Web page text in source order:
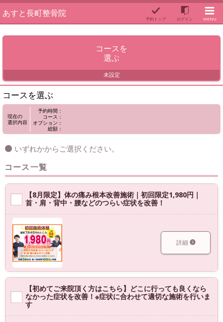
あすと長町整骨院
予約トップ ログイン MENU
コースを
選ぶ
未設定
コースを選ぶ
現在の
選択内容
予約時間：
コース：
オプション：
総額：
いずれかからご選択ください。
コース一覧
【8月限定】体の痛み根本改善施術｜初回限定1,980円｜
首・肩・背中・腰などのつらい症状を改善！
詳細
【初めてご来院頂く方はこちら】どこに行っても良くなら
なかった症状を改善！※症状に合わせて適切な施術を行いま
す